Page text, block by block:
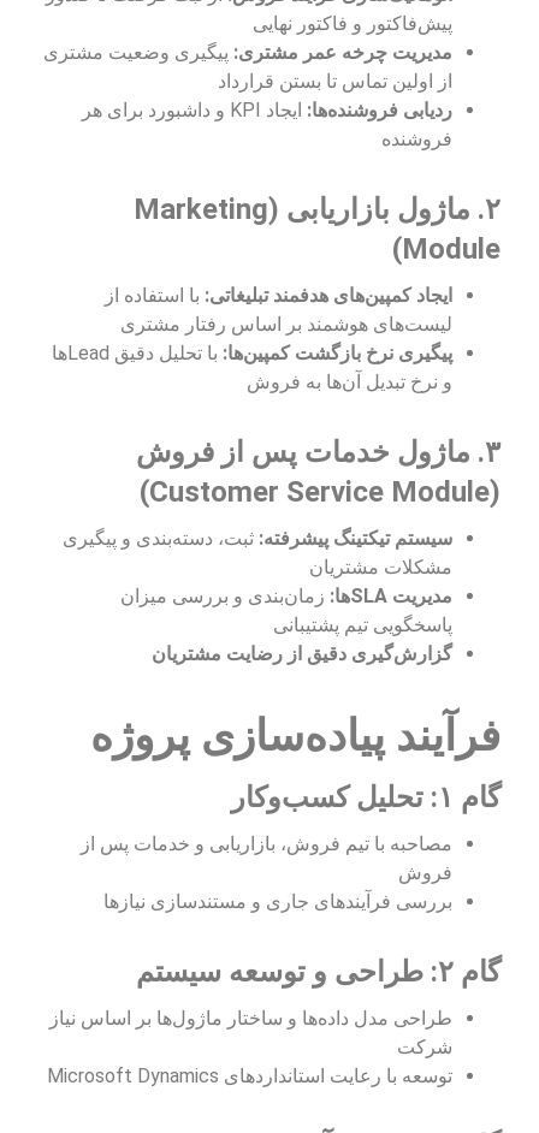
پیش‌فاکتور و فاکتور نهایی
مدیریت چرخه عمر مشتری: پیگیری وضعیت مشتری
از اولین تماس تا بستن قرارداد
ردیابی فروشنده‌ها:
ایجاد KPI و داشبورد برای هر
فروشنده
۲. ماژول بازاریابی (Marketing
Module)
ایجاد کمپین‌های هدفمند تبلیغاتی: با استفاده از
لیست‌های هوشمند بر اساس رفتار مشتری
پیگیری نرخ بازگشت کمپین‌ها:
با تحلیل دقیق Leadها
و نرخ تبدیل آن‌ها به فروش
۳. ماژول خدمات پس از فروش
(Customer Service Module)
سیستم تیکتینگ پیشرفته: ثبت، دسته‌بندی و پیگیری
مشکلات مشتریان
مدیریت SLAها:
زمان‌بندی و بررسی میزان
پاسخگویی تیم پشتیبانی
گزارش‌گیری دقیق از رضایت مشتریان
فرآیند پیاده‌سازی پروژه
گام ۱: تحلیل کسب‌وکار
مصاحبه با تیم فروش، بازاریابی و خدمات پس از
فروش
بررسی فرآیندهای جاری و مستندسازی نیازها
گام ۲: طراحی و توسعه سیستم
طراحی مدل داده‌ها و ساختار ماژول‌ها بر اساس نیاز
شرکت
توسعه با رعایت استانداردهای Microsoft Dynamics